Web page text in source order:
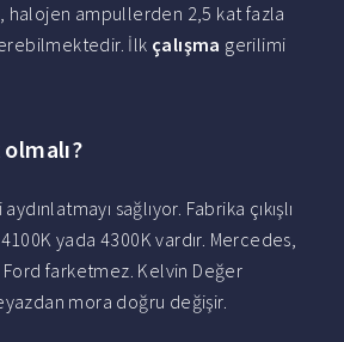
halojen ampullerden 2,5 kat fazla
İlk çalışma gerilimi
sağlıyor. Fabrika çıkışlı
yada 4300K vardır. Mercedes,
Ford farketmez. Kelvin Değer
mora doğru değişir.